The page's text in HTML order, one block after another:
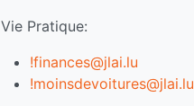
Vie Pratique:
!finances@jlai.lu
!moinsdevoitures@jlai.lu